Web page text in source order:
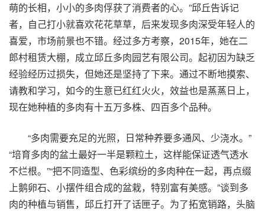
萌的长相，小小的多肉俘获了消费者的心。”邱丘告诉记
者，自己打小就喜欢花花草草，后来发现多肉深受年轻人的
喜爱，市场前景也不错。经过多方考察，2015年，她在二
郎村租赁大棚，成立邱丘多肉园艺有限公司。起初因为缺乏
经验经历过损失，但她还是坚持了下来。通过不断地摸索、
请教和学习，如今的生意已红红火火，效益也是蒸蒸日上，
现在她种植的多肉有十五万多株、四百多个品种。
“多肉需要充足的光照，日常种养要多通风、少浇水。”
“培育多肉的盆土最好一半是颗粒土，这样能保证透气透水
不烂根。”“把不同造型、色彩缤纷的多肉种在一起，再点缀
上鹅卵石、小摆件组合成的盆栽，特别富有美感。”谈到多
肉的种植与销售，邱丘打开了话匣子。为了拓宽销路，头脑